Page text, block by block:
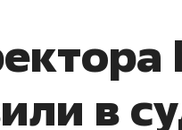
в
бизнес может
минимум